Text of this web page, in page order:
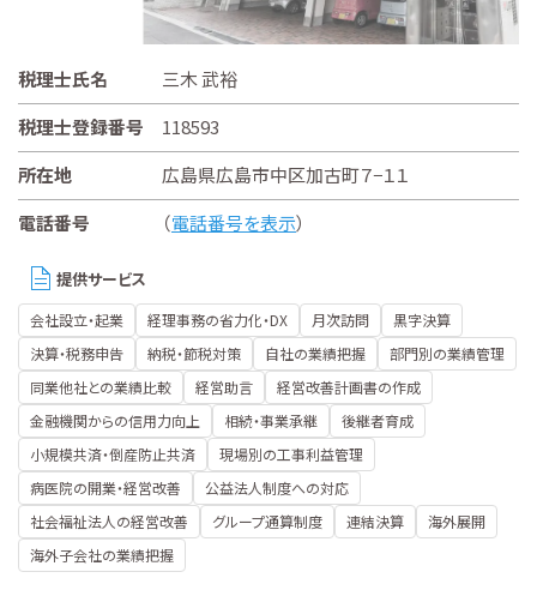
税理士氏名
三木 武裕
税理士登録番号
118593
所在地
広島県広島市中区加古町７−１１
電話番号
（電話番号を表示）
提供サービス
会社設立・起業 経理事務の省力化・DX 月次訪問
黒字決算
決算・税務申告
納税・節税対策 自社の業績把握
部門別の業績管理
同業他社との業績比較
経営助言
経営改善計画書の作成
金融機関からの信用力向上
相続・事業承継
後継者育成
小規模共済・倒産防止共済
現場別の工事利益管理
病医院の開業・経営改善
公益法人制度への対応
社会福祉法人の経営改善
グループ通算制度 連結決算
海外展開
海外子会社の業績把握